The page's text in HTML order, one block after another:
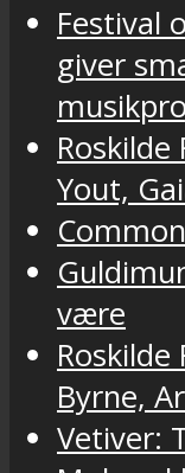
Festival
giver
Roskilde
Yout,
være
Roskilde
Byrne,
Vetiver: